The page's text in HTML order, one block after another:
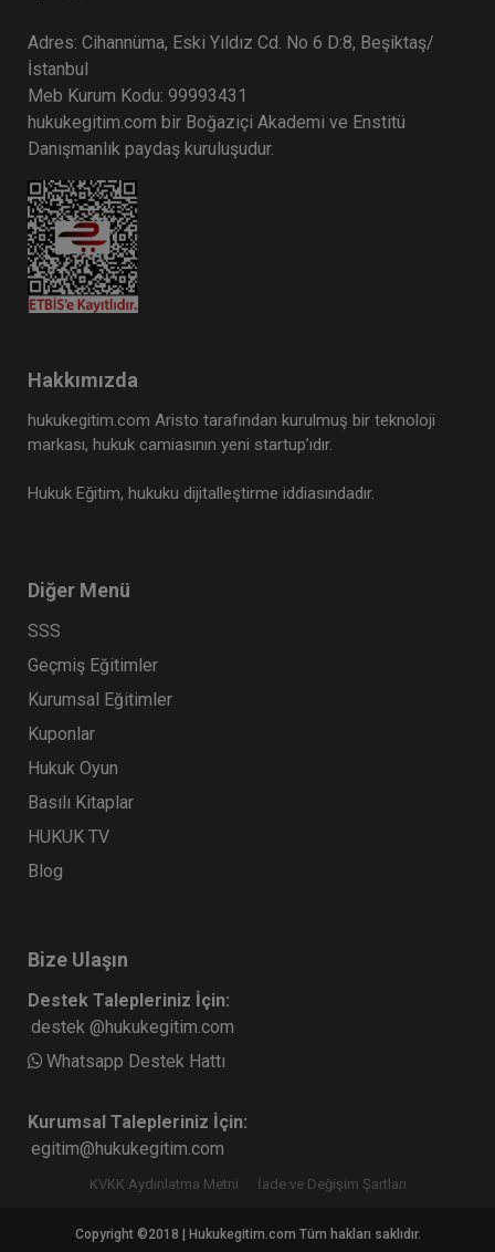
Şirketler Hukuku - 4 - II. Ticaret Hukuku Kongresi
- IX. Oturum Video Kaydı
360 TL
Şirketler Hukuku - 2 - II. Ticaret Hukuku Kongresi
- VII. Oturum Video Kaydı
360 TL
Tüketici Hukuku Enstitüsü
- VIII. Oturum Video Kaydı
360 TL
Tüketici Hukuku Enstitüsü
Adres: Cihannüma, Eski Yıldız Cd. No 6 D:8, Beşiktaş/
İstanbul
Meb Kurum Kodu: 99993431
hukukegitim.com bir Boğaziçi Akademi ve Enstitü
Danışmanlık paydaş kuruluşudur.
Hakkımızda
hukukegitim.com Aristo tarafından kurulmuş bir teknoloji
markası, hukuk camiasının yeni startup’ıdır.
Hukuk Eğitim, hukuku dijitalleştirme iddiasındadır.
Diğer Menü
SSS
Geçmiş Eğitimler
Kurumsal Eğitimler
Kuponlar
Hukuk Oyun
Basılı Kitaplar
HUKUK TV
Blog
Bize Ulaşın
Destek Talepleriniz İçin:
destek @hukukegitim.com
Whatsapp Destek Hattı
Kurumsal Talepleriniz İçin:
egitim@hukukegitim.com
KVKK Aydınlatma Metni İade ve Değişim Şartları
Copyright ©2018 | Hukukegitim.com Tüm hakları saklıdır.